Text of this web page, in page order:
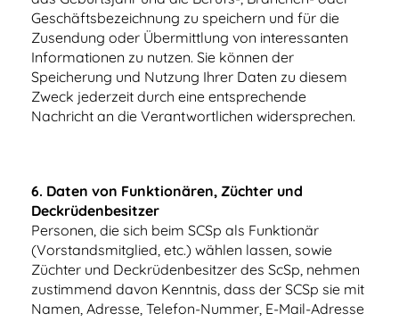
Geschäftsbezeichnung zu speichern und für die
Zusendung oder Übermittlung von interessanten
Informationen zu nutzen. Sie können der
Speicherung und Nutzung Ihrer Daten zu diesem
Zweck jederzeit durch eine entsprechende
Nachricht an die Verantwortlichen widersprechen.
6. Daten von Funktionären, Züchter und
Deckrüdenbesitzer
Personen, die sich beim SCSp als Funktionär
(Vorstandsmitglied, etc.) wählen lassen, sowie
Züchter und Deckrüdenbesitzer des ScSp, nehmen
zustimmend davon Kenntnis, dass der SCSp sie mit
Namen, Adresse, Telefon-Nummer, E-Mail-Adresse